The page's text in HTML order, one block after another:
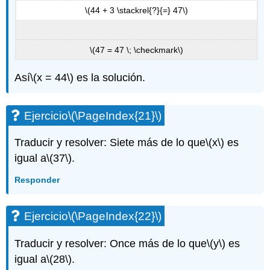
\(44 + 3 \stackrel{?}{=} 47\)
\(47 = 47 \; \checkmark\)
Así\(x = 44\) es la solución.
Ejercicio\(\PageIndex{21}\)
Traducir y resolver: Siete más de lo que\(x\) es
igual a\(37\).
Responder
Ejercicio\(\PageIndex{22}\)
Traducir y resolver: Once más de lo que\(y\) es
igual a\(28\).